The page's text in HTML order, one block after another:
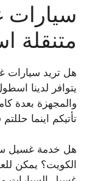
متنقلة
هل تريد سيارات
يتوافر لدينا
والمجهزة بعدة
تأتيكم اينما
هل خدمة غسيل
الكويت؟ يمكن